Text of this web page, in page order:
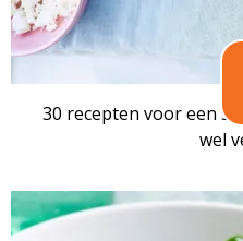
30 recepten voor een
wel